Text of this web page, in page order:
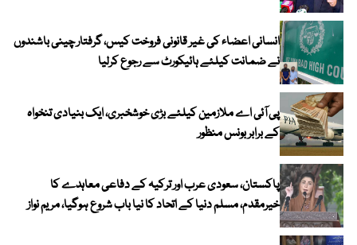
انسانی اعضاء کی غیر قانونی فروخت کیس، گرفتار چینی باشندوں
نے ضمانت کیلئے ہائیکورٹ سے رجوع کرلیا
پی آئی اے ملازمین کیلئے بڑی خوشخبری، ایک بنیادی تنخواہ
کے برابر بونس منظور
پاکستان، سعودی عرب اور ترکیہ کے دفاعی معاہدے کا
خیرمقدم، مسلم دنیا کے اتحاد کا نیا باب شروع ہوگیا، مریم نواز